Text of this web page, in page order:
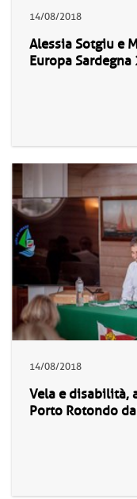
14/08/2018
Alessia Sotgiu e
Europa Sardegna
14/08/2018
Vela e disabilità,
Porto Rotondo